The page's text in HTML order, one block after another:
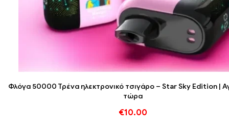
Φλόγα 50000 Τρένα ηλεκτρονικό τσιγάρο – Star Sky Edition |
τώρα
€10.00